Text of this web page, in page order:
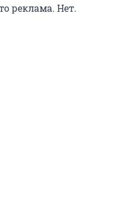
реклама. Нет.